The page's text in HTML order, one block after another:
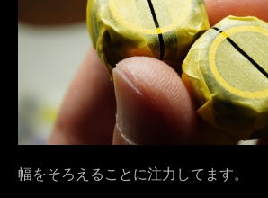
幅をそろえることに注力してます。